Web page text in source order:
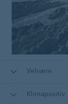
Velvære
Klimapositiv